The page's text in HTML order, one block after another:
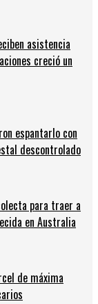
asistencia
creció un
espantarlo con
descontrolado
para traer a
en Australia
de máxima